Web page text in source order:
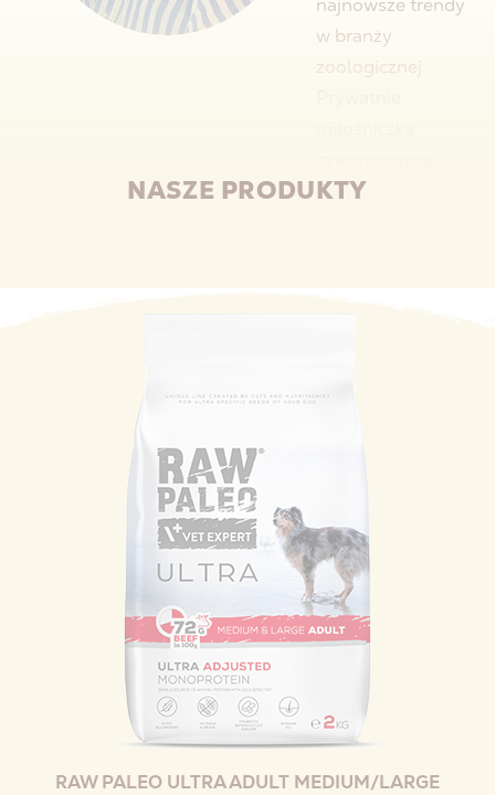
najnowsze trendy
w branży
zoologicznej.
opiekunka psa i
NASZE PRODUKTY
RAW PALEO ULTRA ADULT MEDIUM/LARGE